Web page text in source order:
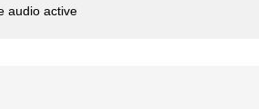
audio active